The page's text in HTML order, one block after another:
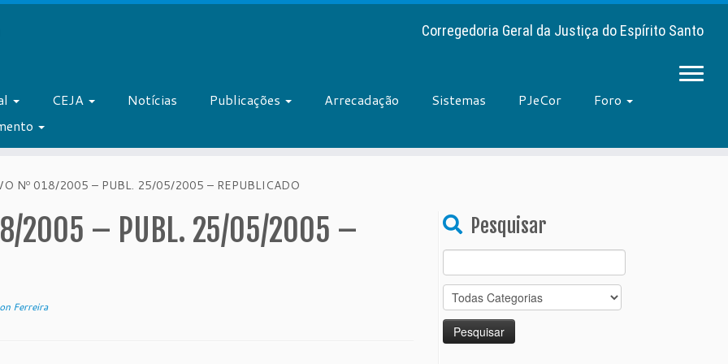
Corregedoria Geral da Justiça do Espírito Santo
CEJA Notícias Publicações Arrecadação Sistemas PJeCor
Foro
Nº 018/2005 – PUBL. 25/05/2005 – REPUBLICADO
2005 – PUBL. 25/05/2005 –
Ferreira
Pesquisar
for: